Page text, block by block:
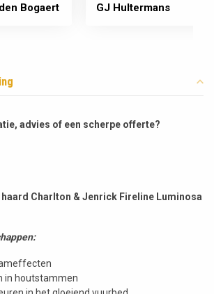
geen
Bogaert
nieuwe kachel. Komt
GJ Hultermans
advies of een scherpe offerte?
Charlton & Jenrick Fireline Luminosa
in houtstammen